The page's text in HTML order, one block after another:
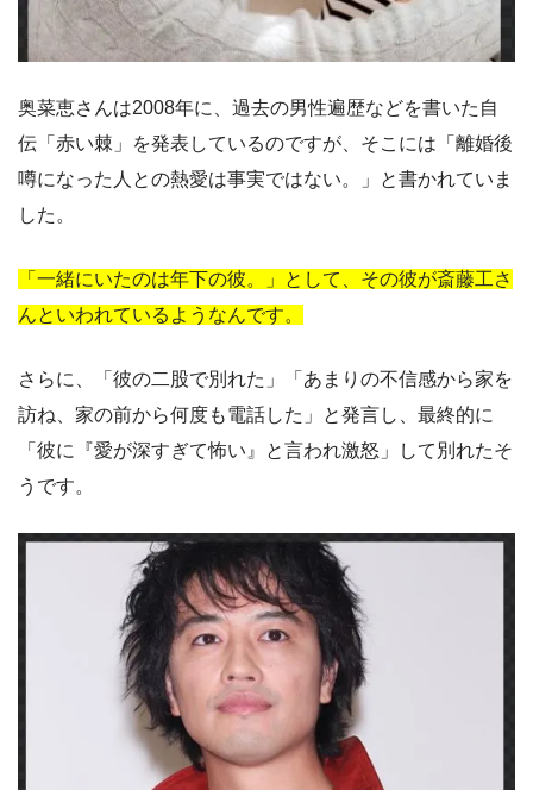
奥菜恵さんは2008年に、過去の男性遍歴などを書いた自
伝「赤い棘」を発表しているのですが、そこには「離婚後
噂になった人との熱愛は事実ではない。」と書かれていま
した。
「一緒にいたのは年下の彼。」として、その彼が斎藤工さ
んといわれているようなんです。
さらに、「彼の二股で別れた」「あまりの不信感から家を
訪ね、家の前から何度も電話した」と発言し、最終的に
「彼に『愛が深すぎて怖い』と言われ激怒」して別れたそ
うです。